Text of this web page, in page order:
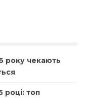
року чекають
році: топ